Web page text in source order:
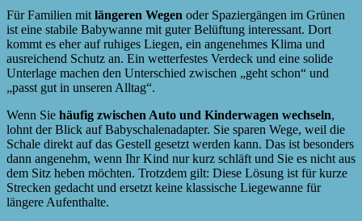
Für Familien mit längeren Wegen oder Spaziergängen im Grünen
ist eine stabile Babywanne mit guter Belüftung interessant. Dort
kommt es eher auf ruhiges Liegen, ein angenehmes Klima und
ausreichend Schutz an. Ein wetterfestes Verdeck und eine solide
Unterlage machen den Unterschied zwischen „geht schon“ und
„passt gut in unseren Alltag“.
Wenn Sie häufig zwischen Auto und Kinderwagen wechseln,
lohnt der Blick auf Babyschalenadapter. Sie sparen Wege, weil die
Schale direkt auf das Gestell gesetzt werden kann. Das ist besonders
dann angenehm, wenn Ihr Kind nur kurz schläft und Sie es nicht aus
dem Sitz heben möchten. Trotzdem gilt: Diese Lösung ist für kurze
Strecken gedacht und ersetzt keine klassische Liegewanne für
längere Aufenthalte.